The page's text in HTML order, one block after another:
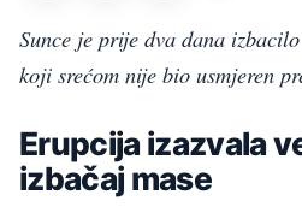
Sunce je prije dva dana
koji srećom nije bio usmjeren
Erupcija izazvala
izbačaj mase